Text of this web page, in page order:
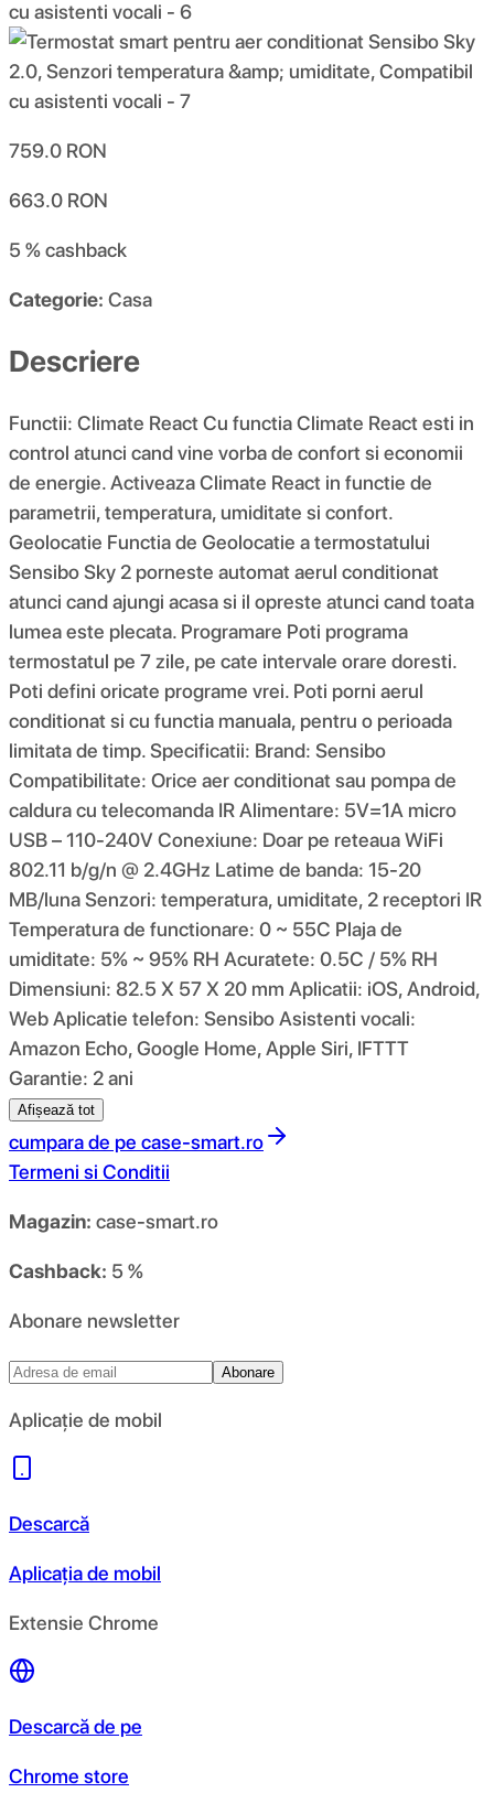
759.0 RON
663.0 RON
5 %cashback
Categorie: Casa
Descriere
Functii: Climate React Cu functia Climate React esti in
control atunci cand vine vorba de confort si economii
de energie. Activeaza Climate React in functie de
parametrii, temperatura, umiditate si confort.
Geolocatie Functia de Geolocatie a termostatului
Sensibo Sky 2 porneste automat aerul conditionat
atunci cand ajungi acasa si il opreste atunci cand toata
lumea este plecata. Programare Poti programa
termostatul pe 7 zile, pe cate intervale orare doresti.
Poti defini oricate programe vrei. Poti porni aerul
conditionat si cu functia manuala, pentru o perioada
limitata de timp. Specificatii: Brand: Sensibo
Compatibilitate: Orice aer conditionat sau pompa de
caldura cu telecomanda IR Alimentare: 5V=1A micro
USB – 110-240V Conexiune: Doar pe reteaua WiFi
802.11 b/g/n @ 2.4GHz Latime de banda: 15-20
MB/luna Senzori: temperatura, umiditate, 2 receptori IR
Temperatura de functionare: 0 ~ 55C Plaja de
umiditate: 5% ~ 95% RH Acuratete: 0.5C / 5% RH
Dimensiuni: 82.5 X 57 X 20 mm Aplicatii: iOS, Android,
Web Aplicatie telefon: Sensibo Asistenti vocali:
Amazon Echo, Google Home, Apple Siri, IFTTT
Garantie: 2 ani
Afișează tot
cumpara de pe case-smart.ro
Termeni si Conditii
Magazin: case-smart.ro
Cashback: 5 %
Abonare newsletter
Abonare
Aplicație de mobil
Descarcă
Aplicația de mobil
Extensie Chrome
Descarcă de pe
Chrome store